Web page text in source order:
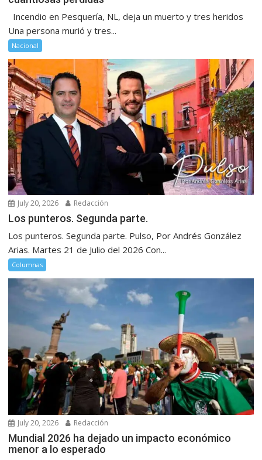
Incendio en Pesquería, NL, deja un muerto y tres heridos
Una persona murió y tres...
Nacional
July 20, 2026 Redacción
Los punteros. Segunda parte.
Los punteros. Segunda parte. Pulso, Por Andrés González
Arias. Martes 21 de Julio del 2026 Con...
Columnas
July 20, 2026 Redacción
Mundial 2026 ha dejado un impacto económico
menor a lo esperado